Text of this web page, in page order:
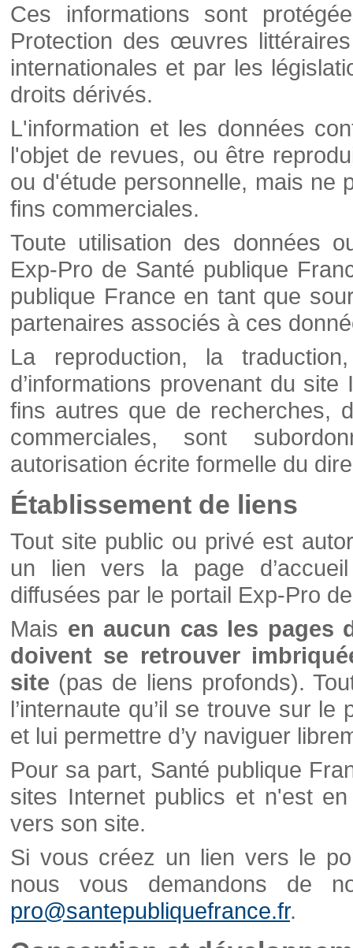
Ces informations sont
Protection des œuvres
internationales et par les
droits dérivés.
L'information et les données
l'objet de revues, ou être
ou d'étude personnelle, mais ne
fins commerciales.
Toute utilisation des données
Exp-Pro de Santé publique
publique France en tant que
partenaires associés à ces
La reproduction, la
d’informations provenant du
fins autres que de recherches,
commerciales, sont
autorisation écrite formelle du
Établissement de liens
Tout site public ou privé est
un lien vers la page
diffusées par le portail Exp-Pro
Mais en aucun cas les pages
doivent se retrouver
site (pas de liens profonds).
l’internaute qu’il se trouve sur
et lui permettre d’y naviguer
Pour sa part, Santé publique
sites Internet publics et n'est
vers son site.
Si vous créez un lien vers le
nous vous demandons de
pro@santepubliquefrance.fr.